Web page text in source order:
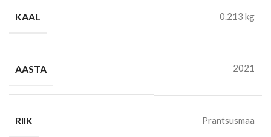
KAAL 0.213 kg
AASTA 2021
RIIK Prantsusmaa